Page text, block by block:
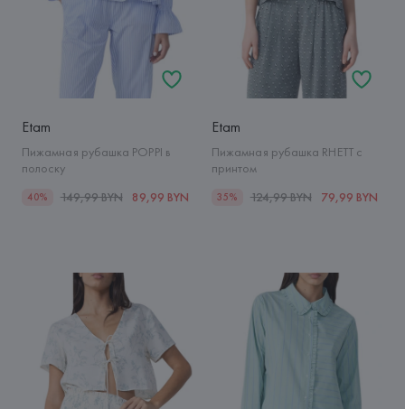
Etam
Пижамная рубашка POPPI в
полоску
40% 149,99 BYN 89,99 BYN
Etam
Пижамная рубашка RHETT с
принтом
35% 124,99 BYN 79,99 BYN